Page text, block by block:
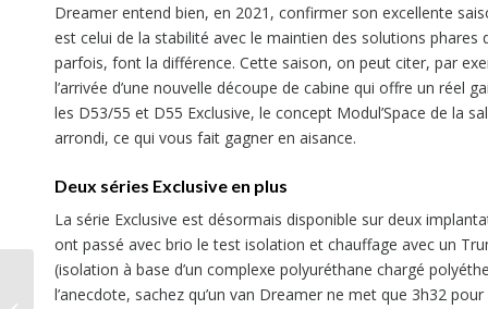
Dreamer entend bien, en 2021, confirmer son excellente
est celui de la stabilité avec le maintien des solutions
parfois, font la différence. Cette saison, on peut citer, par
l’arrivée d’une nouvelle découpe de cabine qui offre un réel
les D53/55 et D55 Exclusive, le concept Modul’Space de la
arrondi, ce qui vous fait gagner en aisance.
Deux séries Exclusive en plus
La série Exclusive est désormais disponible sur deux
ont passé avec brio le test isolation et chauffage avec un
(isolation à base d’un complexe polyuréthane chargé
l’anecdote, sachez qu’un van Dreamer ne met que 3h32
Nouveauté 2021, Laika